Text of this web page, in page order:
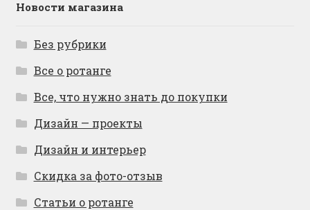
Новости магазина
Без рубрики
Все о ротанге
Все, что нужно знать до покупки
Дизайн — проекты
Дизайн и интерьер
Скидка за фото-отзыв
Статьи о ротанге